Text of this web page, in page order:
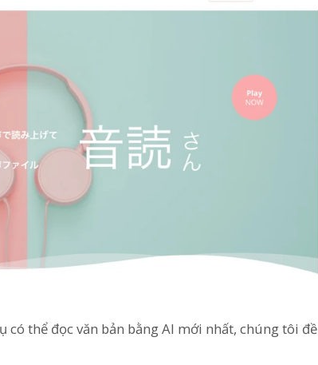
thể đọc văn bản bằng AI mới nhất, chúng tôi đề